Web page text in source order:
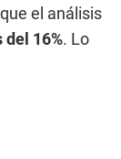
el análisis
16%. Lo